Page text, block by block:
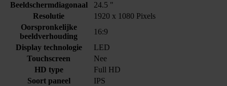
Beeldschermdiagonaal
24.5 "
Resolutie
1920 x 1080 Pixels
Oorspronkelijke
beeldverhouding
16:9
Display technologie
LED
Touchscreen
Nee
HD type
Full HD
Soort paneel
IPS